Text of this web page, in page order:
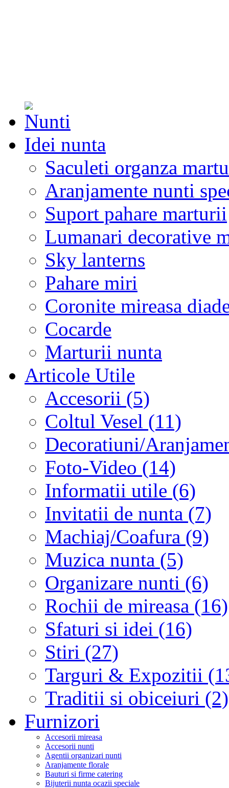
Idei nunta
Saculeti organza
Aranjamente nunti
Suport pahare marturii
Lumanari decorative
Sky lanterns
Pahare miri
Coronite mireasa
Cocarde
Marturii nunta
Articole Utile
Accesorii (5)
Coltul Vesel (11)
Decoratiuni/
Foto-Video (14)
Informatii utile (6)
Invitatii de nunta (7)
Machiaj/Coafura (9)
Muzica nunta (5)
Organizare nunti (6)
Rochii de mireasa (16)
Sfaturi si idei (16)
Stiri (27)
Targuri & Expozitii
Traditii si obiceiuri (2)
Furnizori
Accesorii mireasa
Accesorii nunti
Agentii organizari nunti
Aranjamente florale
Bauturi si firme catering
Bijuterii nunta ocazii speciale